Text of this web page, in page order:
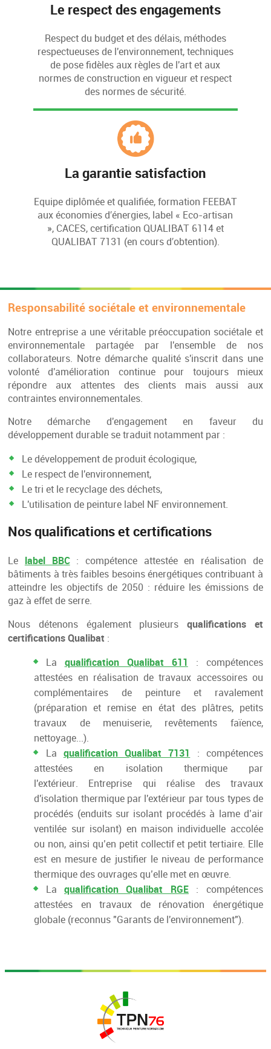
Le respect des engagements
Respect du budget et des délais, méthodes
respectueuses de l'environnement, techniques
de pose fidèles aux règles de l'art et aux
normes de construction en vigueur et respect
des normes de sécurité.
La garantie satisfaction
Equipe diplômée et qualifiée, formation FEEBAT
aux économies d′énergies, label « Eco-artisan
», CACES, certification QUALIBAT 6114 et
QUALIBAT 7131 (en cours d′obtention).
Responsabilité sociétale et environnementale
Notre entreprise a une véritable préoccupation sociétale et
environnementale partagée par l'ensemble de nos
collaborateurs. Notre démarche qualité s'inscrit dans une
volonté d'amélioration continue pour toujours mieux
répondre aux attentes des clients mais aussi aux
contraintes environnementales.
Notre démarche d'engagement en faveur du
développement durable se traduit notamment par :
Le développement de produit écologique,
Le respect de l'environnement,
Le tri et le recyclage des déchets,
L'utilisation de peinture label NF environnement.
Nos qualifications et certifications
Le label BBC
: compétence attestée en réalisation de
bâtiments à très faibles besoins énergétiques contribuant à
atteindre les objectifs de 2050 : réduire les émissions de
gaz à effet de serre.
Nous détenons également plusieursqualifications et
certifications Qualibat :
La qualification Qualibat 611 : compétences
attestées en réalisation de travaux accessoires ou
complémentaires de peinture et ravalement
(préparation et remise en état des plâtres, petits
travaux de menuiserie, revêtements faïence,
nettoyage...).
La qualification Qualibat 7131
: compétences
attestées en isolation thermique par
l'extérieur. Entreprise qui réalise des travaux
d'isolation thermique par l'extérieur par tous types de
procédés (enduits sur isolant procédés à lame d’air
ventilée sur isolant) en maison individuelle accolée
ou non, ainsi qu’en petit collectif et petit tertiaire. Elle
est en mesure de justifier le niveau de performance
thermique des ouvrages qu’elle met enœuvre.
La qualification Qualibat RGE: compétences
attestées en travaux de rénovation énergétique
globale (reconnus "Garants de l'environnement").